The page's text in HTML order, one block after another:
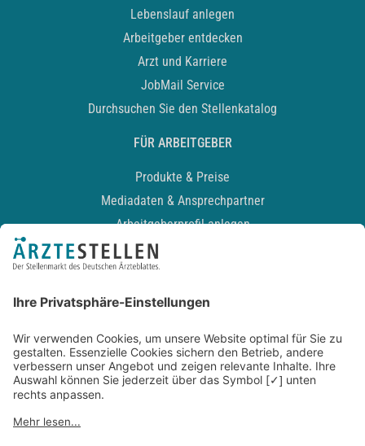
Lebenslauf anlegen
Arbeitgeber entdecken
Arzt und Karriere
JobMail Service
Durchsuchen Sie den Stellenkatalog
FÜR ARBEITGEBER
Produkte & Preise
Mediadaten & Ansprechpartner
Arbeitgeberprofil anlegen
Recruiting-Podcast
Kontakt
Datenschutz
Newsletter